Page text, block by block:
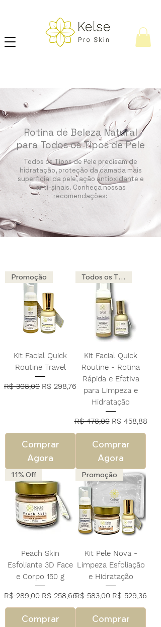
Rotina de Beleza Natural
para Todos os Tipos de Pele
Todos os Tipos de Pele precisam de
hidratação, proteção da camada mais
superficial da pele, ação antioxidante e
anti-sinais. Conheça nossas
recomendações:
Promoção
Kit Facial Quick
Routine Travel
Preço normal
R$ 308,00 Preço promocional
R$ 298,76
Comprar
Agora
Todos os Tipos de Peles
Kit Facial Quick
Routine - Rotina
Rápida e EfetIva
para Limpeza e
Hidratação
Preço normal
R$ 478,00 Preço
R$ 458,88
Comprar
Agora
11% Off
Peach Skin
Esfoliante 3D Face
e Corpo 150 g
Preço normal
R$ 289,00 Preço promocional
R$ 258,66
Comprar
Promoção
Kit Pele Nova -
Limpeza Esfoliação
e Hidratação
Preço normal
R$ 583,00 Preço
R$ 529,36
Comprar